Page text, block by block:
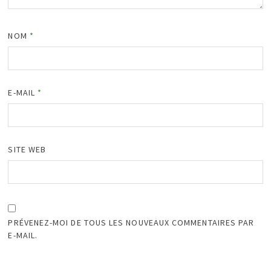
NOM *
E-MAIL *
SITE WEB
PRÉVENEZ-MOI DE TOUS LES NOUVEAUX COMMENTAIRES PAR
E-MAIL.